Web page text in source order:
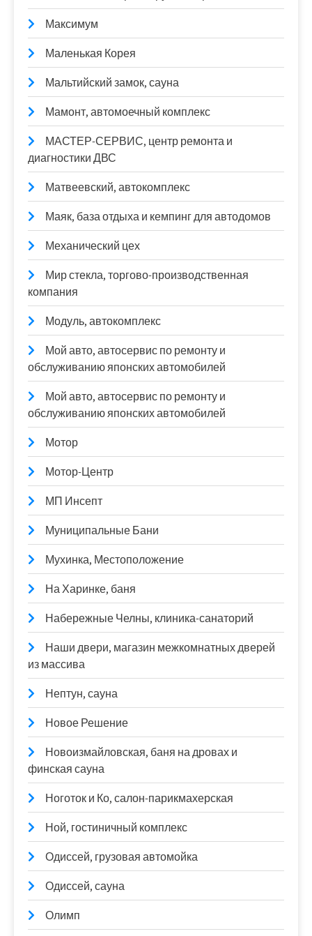
Максимум
Маленькая Корея
Мальтийский замок, сауна
Мамонт, автомоечный комплекс
МАСТЕР-СЕРВИС, центр ремонта и
диагностики ДВС
Матвеевский, автокомплекс
Маяк, база отдыха и кемпинг для автодомов
Механический цех
Мир стекла, торгово-производственная
компания
Модуль, автокомплекс
Мой авто, автосервис по ремонту и
обслуживанию японских автомобилей
Мой авто, автосервис по ремонту и
обслуживанию японских автомобилей
Мотор
Мотор-Центр
МП Инсепт
Муниципальные Бани
Мухинка, Местоположение
На Харинке, баня
Набережные Челны, клиника-санаторий
Наши двери, магазин межкомнатных дверей
из массива
Нептун, сауна
Новое Решение
Новоизмайловская, баня на дровах и
финская сауна
Ноготок и Ко, салон-парикмахерская
Ной, гостиничный комплекс
Одиссей, грузовая автомойка
Одиссей, сауна
Олимп